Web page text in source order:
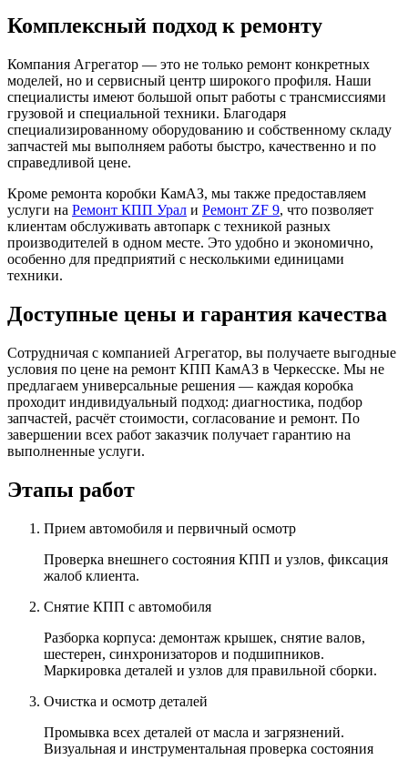
Комплексный подход к ремонту
Компания Агрегатор — это не только ремонт конкретных
моделей, но и сервисный центр широкого профиля. Наши
специалисты имеют большой опыт работы с трансмиссиями
грузовой и специальной техники. Благодаря
специализированному оборудованию и собственному складу
запчастей мы выполняем работы быстро, качественно и по
справедливой цене.
Кроме ремонта коробки КамАЗ, мы также предоставляем
услуги на Ремонт КПП Урал и Ремонт ZF 9, что позволяет
клиентам обслуживать автопарк с техникой разных
производителей в одном месте. Это удобно и экономично,
особенно для предприятий с несколькими единицами
техники.
Доступные цены и гарантия качества
Сотрудничая с компанией Агрегатор, вы получаете выгодные
условия по цене на ремонт КПП КамАЗ в Черкесске. Мы не
предлагаем универсальные решения — каждая коробка
проходит индивидуальный подход: диагностика, подбор
запчастей, расчёт стоимости, согласование и ремонт. По
завершении всех работ заказчик получает гарантию на
выполненные услуги.
Этапы работ
Прием автомобиля и первичный осмотр
Проверка внешнего состояния КПП и узлов, фиксация
жалоб клиента.
Снятие КПП с автомобиля
Разборка корпуса: демонтаж крышек, снятие валов,
шестерен, синхронизаторов и подшипников.
Маркировка деталей и узлов для правильной сборки.
Очистка и осмотр деталей
Промывка всех деталей от масла и загрязнений.
Визуальная и инструментальная проверка состояния